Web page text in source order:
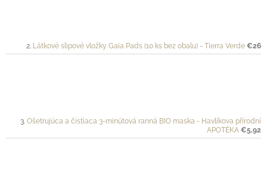
Látkové slipové vložky Gaia Pads (10 ks bez obalu) - Tierra Verde €26
Ošetrujúca a čistiaca 3-minútová ranná BIO maska - Havlíkova přírodní
APOTÉKA €5,92